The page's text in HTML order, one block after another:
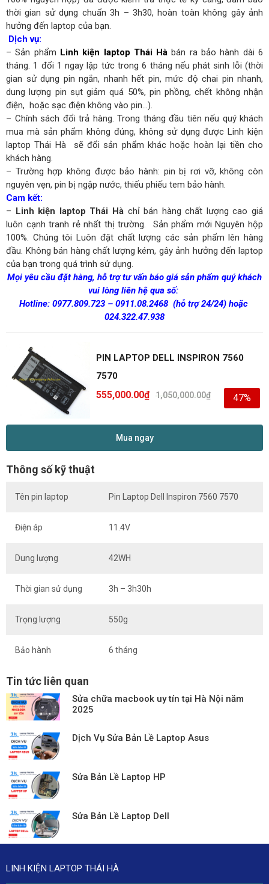
thời gian sử dụng chuẩn 3h – 3h30, hoàn toàn không gây ảnh
hưởng đến laptop của bạn.
Dịch vụ:
– Sản phẩm Linh kiện laptop Thái Hà bán ra bảo hành dài 6
tháng. 1 đổi 1 ngay lập tức trong 6 tháng nếu phát sinh lỗi (thời
gian sử dụng pin ngắn, nhanh hết pin, mức độ chai pin nhanh,
dung lượng pin sụt giảm quá 50%, pin phồng, chết không nhận
điện, hoặc sạc điện không vào pin…).
– Chính sách đổi trả hàng. Trong tháng đầu tiên nếu quý khách
mua mà sản phẩm không đúng, không sử dụng được Linh kiện
laptop Thái Hà sẽ đổi sản phẩm khác hoặc hoàn lại tiền cho
khách hàng.
– Trường hợp không được bảo hành: pin bị rơi vỡ, không còn
nguyên vẹn, pin bị ngập nước, thiếu phiếu tem bảo hành.
Cam kết:
– Linh kiện laptop Thái Hàchỉ bán hàng chất lượng cao giá
luôn cạnh tranh rẻ nhất thị trường. Sản phẩm mới Nguyên hộp
100%. Chúng tôi Luôn đặt chất lượng các sản phẩm lên hàng
đầu. Không bán hàng chất lượng kém, gây ảnh hưởng đến laptop
của bạn trong quá trình sử dụng.
Mọi yêu cầu đặt hàng, hỗ trợ tư vấn báo giá sản phẩm quý khách
vui lòng liên hệ qua số:
Hotline: 0977.809.723– 0911.08.2468 (hỗ trợ 24/24)hoặc
024.322.47.938
PIN LAPTOP DELL INSPIRON 7560
7570
1,050,000.00₫
555,000.00₫ 47%
Mua ngay
Thông số kỹ thuật
Tên pin laptop Pin Laptop Dell Inspiron 7560 7570
Điện áp 11.4V
Dung lượng 42WH
Thời gian sử dụng 3h – 3h30h
Trọng lượng 550g
Bảo hành 6 tháng
Tin tức liên quan
Sửa chữa macbook uy tín tại Hà Nội năm
2025
Dịch Vụ Sửa Bản Lề Laptop Asus
Sửa Bản Lề Laptop HP
Sửa Bản Lề Laptop Dell
LINH KIỆN LAPTOP THÁI HÀ